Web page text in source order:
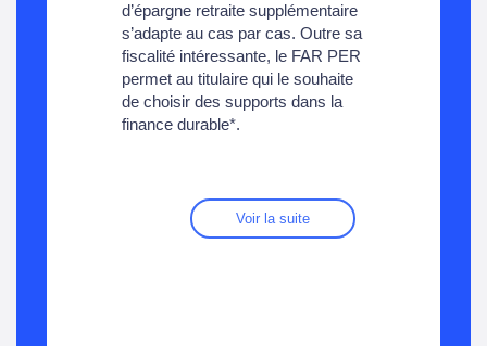
d’épargne retraite supplémentaire
s’adapte au cas par cas. Outre sa
fiscalité intéressante, le FAR PER
permet au titulaire qui le souhaite
de choisir des supports dans la
finance durable*.
Voir la suite